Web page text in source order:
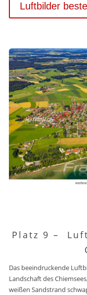
Luftbilder
Platz 9 –
Das beeindruckende
Landschaft des
weißen Sandstrand